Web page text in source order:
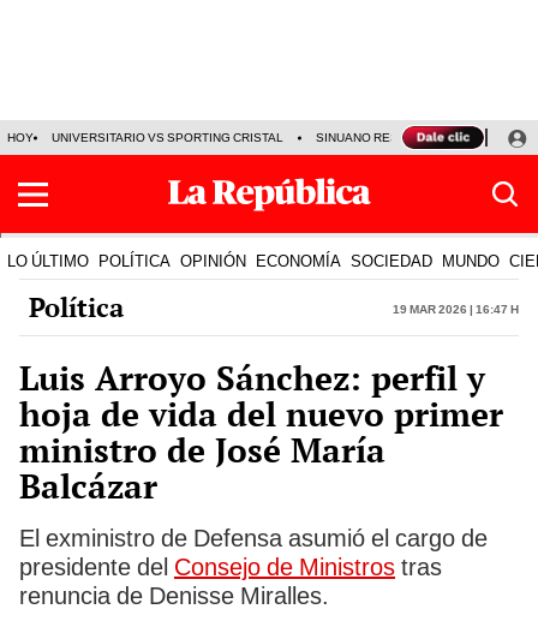
HOY UNIVERSITARIO VS SPORTING CRISTAL SINUANO RESULTADOS HOY
LO ÚLTIMO POLÍTICA OPINIÓN ECONOMÍA SOCIEDAD MUNDO
Política 19 Mar 2026 | 16:47 h
Luis Arroyo Sánchez: perfil y
hoja de vida del nuevo primer
ministro de José María
Balcázar
El exministro de Defensa asumió el cargo de
presidente del Consejo de Ministros tras
renuncia de Denisse Miralles.